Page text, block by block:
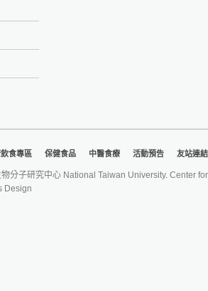
食專區 保健食品 中醫食療 活動預告 友站連結
分子研究中心 National Taiwan University. Center
Design